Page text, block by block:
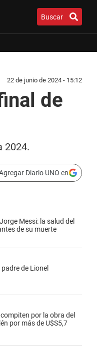
Buscar
22 de junio de 2024 - 15:12
de
2024.
Diario UNO en
Messi: la salud del
de su muerte
de Lionel
por la obra del
por más de U$S5,7